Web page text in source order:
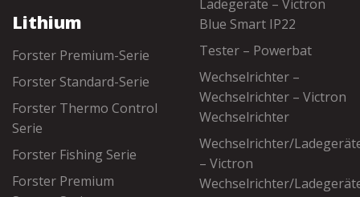
Lithium
Forster Premium-Serie
Forster Standard-Serie
Forster Thermo Control
Serie
Forster Fishing Serie
Forster Premium
Ladegeräte – Victron
Blue Smart IP22
Tester – Powerbat
Wechselrichter –
Wechselrichter – Victron
Wechselrichter
Wechselrichter/
– Victron
Wechselrichter/